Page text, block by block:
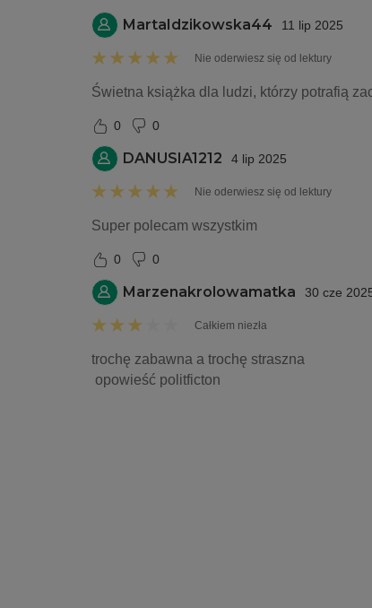
MartaIdzikowska44 11 lip 2025
Nie oderwiesz się od lektury
Świetna książka dla ludzi, którzy potrafią
0 0
DANUSIA1212 4 lip 2025
Nie oderwiesz się od lektury
Super polecam wszystkim
0 0
Marzenakrolowamatka 30 cze
Całkiem niezła
trochę zabawna a trochę straszna
opowieść politficton